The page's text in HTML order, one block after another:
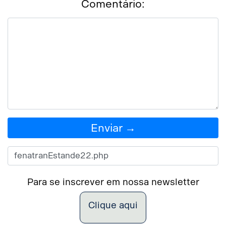
Comentário:
Enviar →
Para se inscrever em nossa newsletter
Clique aqui